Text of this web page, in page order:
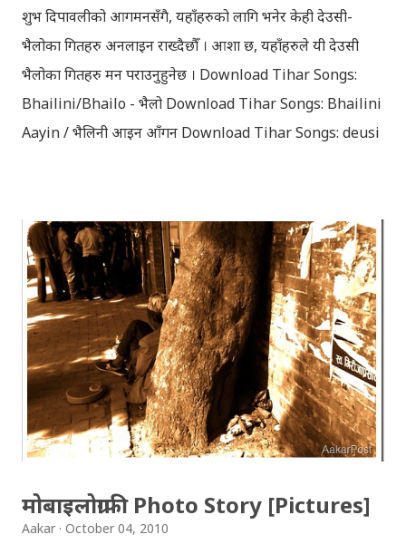
faces...
शुभ दिपावलीको आगमनसँगै, यहाँहरुको लागि भनेर केही देउसी-
भैलोका गितहरु अनलाइन राख्दैछौँ । आशा छ, यहाँहरुले यी देउसी
भैलोका गितहरु मन पराउनुहुनेछ । Download Tihar Songs:
Bhailini/Bhailo - भैलो Download Tihar Songs: Bhailini
Aayin / भैलिनी आइन आँगन Download Tihar Songs: deusi
Songs: diyo baali sanjh ko / दियो बाली साँझ को
Download: Tihar Dhun (Deusi,Bhailo)/ तिहार धुन(देउसी
भैलो)- सुरसुधा नोट: यी अपलोड गरिएका गितसंगितहरु व्यावसायिक
प्रायोजनको लागि प्रयोग नगर्न आग्रह गर्दछौँ । इन्टरनेटमा भेटिएका
गितहरुलाई हामीले यहाँ एकै ठाउँमा सजिलोको लागि राखिदिएको मात्र
हौँ । तपाई यदि यी गित संगितको सर्जक हुनुहुन्छ र गित संगित यहाँबाट
हटाउनुपर्ने भए जानकारी गराउनुहोला । फेरी एकपटक शुभ दिपावलीको
हार्दिक मंगलमय शुभकामना व्यक्त गर्दछौँ ।
मोबाइलोग्राफी Photo Story [Pictures]
Aakar October 04, 2010